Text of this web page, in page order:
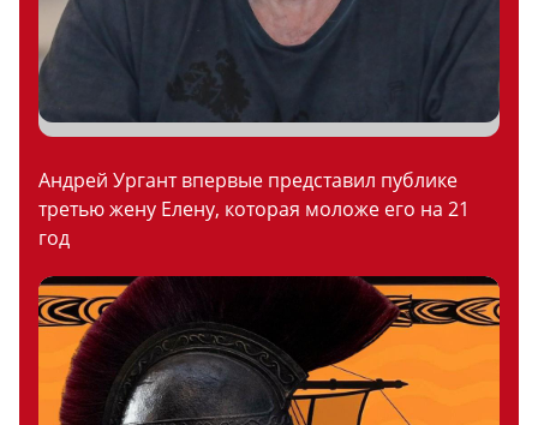
Андрей Ургант впервые представил публике
третью жену Елену, которая моложе его на 21
год